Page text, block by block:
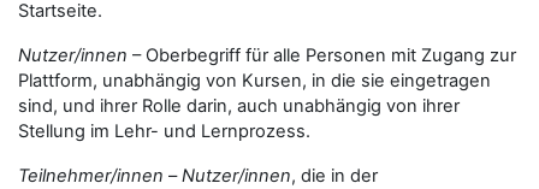
Startseite.
Nutzer/innen – Oberbegriff für alle Personen mit Zugang zur
Plattform, unabhängig von Kursen, in die sie eingetragen
sind, und ihrer Rolle darin, auch unabhängig von ihrer
Stellung im Lehr- und Lernprozess.
Teilnehmer/innen –Nutzer/innen, die in der